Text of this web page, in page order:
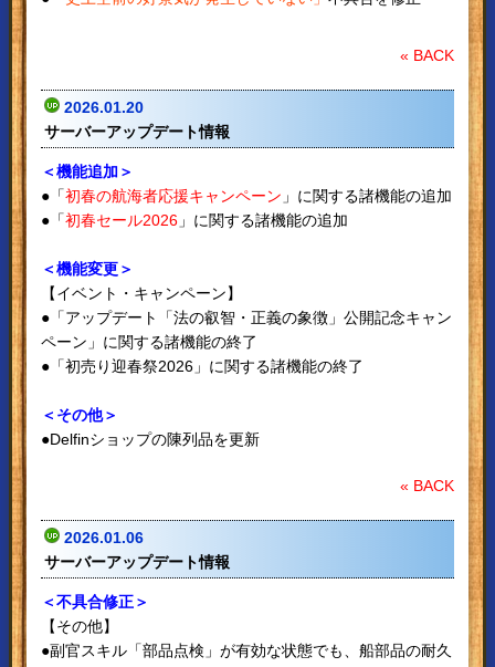
« BACK
2026.01.20
サーバーアップデート情報
＜機能追加＞
●「初春の航海者応援キャンペーン 」に関する諸機能の追加
●「初春セール2026」に関する諸機能の追加
＜機能変更＞
【イベント・キャンペーン】
●「アップデート「法の叡智・正義の象徴」公開記念キャン
ペーン」に関する諸機能の終了
●「初売り迎春祭2026」に関する諸機能の終了
＜その他＞
●Delfinショップの陳列品を更新
« BACK
2026.01.06
サーバーアップデート情報
＜不具合修正＞
【その他】
●副官スキル「部品点検」が有効な状態でも、船部品の耐久